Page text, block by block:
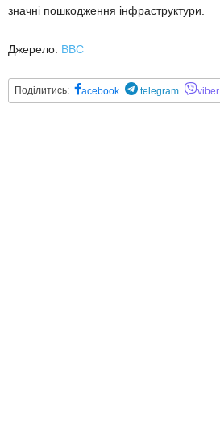
значні пошкодження інфраструктури.
Джерело: BBC
Поділитись: acebook telegram viber